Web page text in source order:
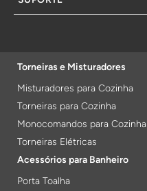
Torneiras e Misturadores
Misturadores para Cozinha
Torneiras para Cozinha
Monocomandos para Cozinha
Torneiras Elétricas
Acessórios para Banheiro
Porta Toalha